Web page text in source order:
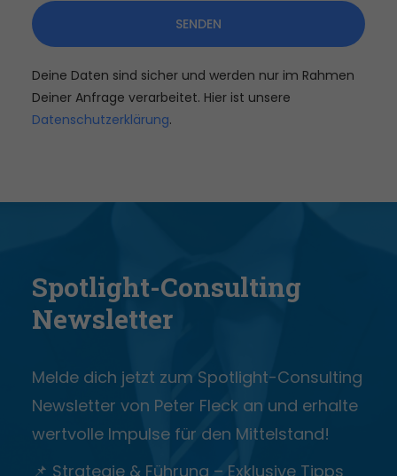
SENDEN
Deine Daten sind sicher und werden nur im Rahmen
Deiner Anfrage verarbeitet. Hier ist unsere
Datenschutzerklärung.
Spotlight-Consulting
Newsletter
Melde dich jetzt zum Spotlight-Consulting
Newsletter von Peter Fleck an und erhalte
wertvolle Impulse für den Mittelstand!
📌 Strategie & Führung – Exklusive Tipps